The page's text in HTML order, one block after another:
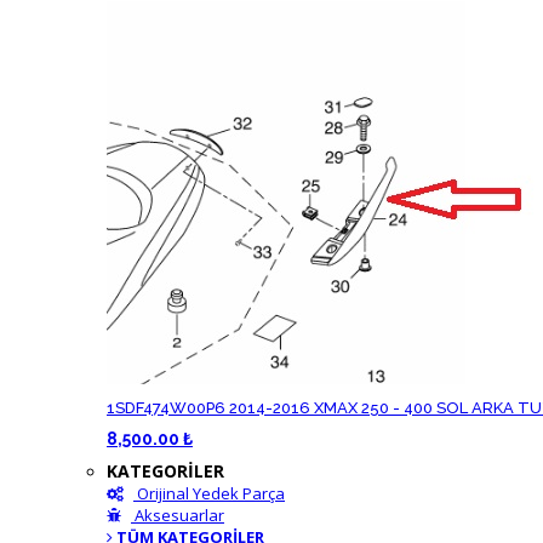
1SDF474W00P6 2014-2016 XMAX 250 - 400 SOL ARKA
8,500.00 ₺
KATEGORİLER
Orijinal Yedek Parça
Aksesuarlar
TÜM KATEGORİLER